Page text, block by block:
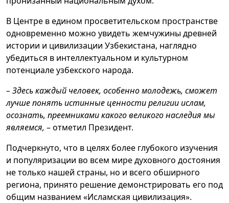
В Центре в едином просветительском пространстве
одновременно можно увидеть жемчужины древней
истории и цивилизации Узбекистана, наглядно
убедиться в интеллектуальном и культурном
потенциале узбекского народа.
– Здесь каждый человек, особенно молодежь, сможет
лучше понять истинные ценности религии ислам,
осознать, преемниками какого великого наследия мы
являемся, – отметил Президент.
Подчеркнуто, что в целях более глубокого изучения
и популяризации во всем мире духовного достояния
не только нашей страны, но и всего обширного
региона, принято решение демонстрировать его под
общим названием «Исламская цивилизация».